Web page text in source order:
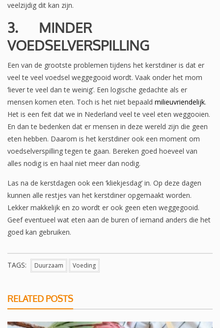
veelzijdig dit kan zijn.
3.
MINDER
VOEDSELVERSPILLING
Een van de grootste problemen tijdens het kerstdiner is dat er
veel te veel voedsel weggegooid wordt. Vaak onder het mom
‘liever te veel dan te weinig’. Een logische gedachte als er
mensen komen eten. Toch is het niet bepaald milieuvriendelijk.
Het is een feit dat we in Nederland veel te veel eten weggooien.
En dan te bedenken dat er mensen in deze wereld zijn die geen
eten hebben. Daarom is het kerstdiner ook een moment om
voedselverspilling tegen te gaan. Bereken goed hoeveel van
alles nodig is en haal niet meer dan nodig.
Las na de kerstdagen ook een ‘kliekjesdag’ in. Op deze dagen
kunnen alle restjes van het kerstdiner opgemaakt worden.
Lekker makkelijk en zo wordt er ook geen eten weggegooid.
Geef eventueel wat eten aan de buren of iemand anders die het
goed kan gebruiken.
TAGS: Duurzaam Voeding
RELATED POSTS